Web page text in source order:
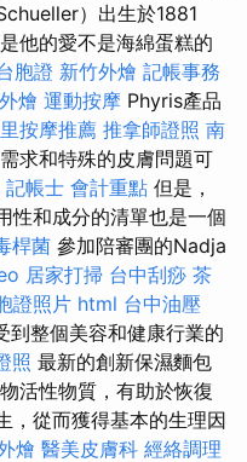
）出生於1881
他的愛不是海綿蛋糕的
胞證 新竹外燴 記帳事務
燴 運動按摩 Phyris產品
按摩推薦 推拿師證照 南
求和特殊的皮膚問題可
記帳士 會計重點 但是，
性和成分的清單也是一個
桿菌 參加陪審團的Nadja
居家打掃 台中刮痧 茶
證照片 html 台中油壓
整個美容和健康行業的
照 最新的創新保濕麵包
活性物質，有助於恢復
，從而獲得基本的生理因
燴 醫美皮膚科 經絡調理